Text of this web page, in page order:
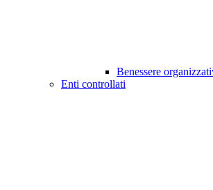
Benessere
Enti controllati